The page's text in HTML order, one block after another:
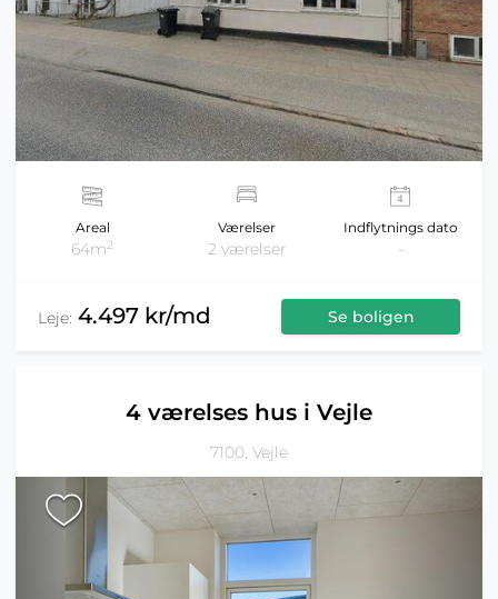
Areal
64m2
Værelser
2 værelser
Indflytnings dato
-
Leje: 4.497 kr/md Se boligen
4 værelses hus i Vejle
7100, Vejle